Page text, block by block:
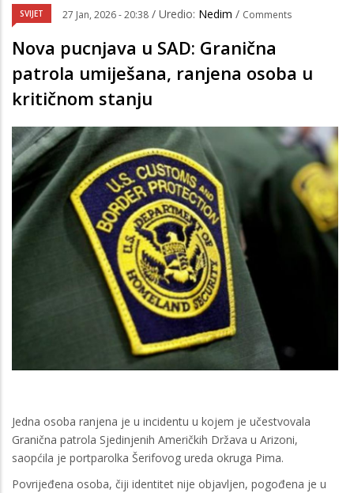
SVIJET 27 Jan, 2026 - 20:38 / Uredio: Nedim / Comments
Nova pucnjava u SAD: Granična
patrola umiješana, ranjena osoba u
kritičnom stanju
Jedna osoba ranjena je u incidentu u kojem je učestvovala
Granična patrola Sjedinjenih Američkih Država u Arizoni,
saopćila je portparolka Šerifovog ureda okruga Pima.
Povrijeđena osoba, čiji identitet nije objavljen, pogođena je u